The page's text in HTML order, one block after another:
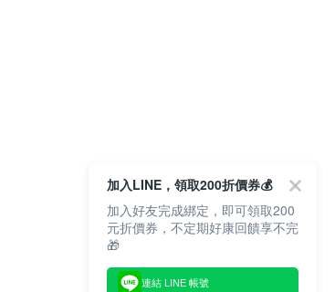
加入LINE，領取200折價券💰
加入好友完成綁定，即可領取200
元折價券，不定期好康回饋享不完
🎁
連結 LINE 帳號